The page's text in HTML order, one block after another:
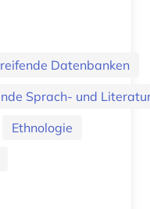
Datenbanken
Sprach- und
Ethnologie